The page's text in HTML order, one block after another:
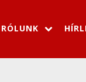
RÓLUNK